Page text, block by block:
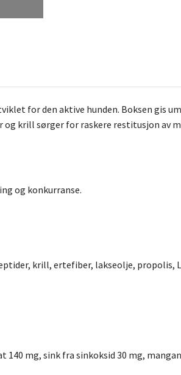
for den aktive hunden. Boksen gis
krill sørger for raskere restitusjon av
og konkurranse.
krill, ertefiber, lakseolje, propolis,
mg, sink fra sinkoksid 30 mg,